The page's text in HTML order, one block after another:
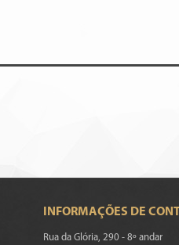
INFORMAÇÕES DE
Rua da Glória, 290 - 8º andar